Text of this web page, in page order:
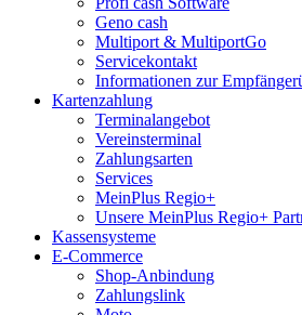
Geno cash
Multiport & MultiportGo
Servicekontakt
Informationen zur
Kartenzahlung
Terminalangebot
Vereinsterminal
Zahlungsarten
Services
MeinPlus Regio+
Unsere MeinPlus Regio+
Kassensysteme
E-Commerce
Shop-Anbindung
Zahlungslink